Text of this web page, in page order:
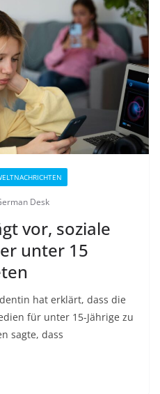
Desk
vor, soziale
unter 15
hat erklärt, dass die
für unter 15-Jährige zu
sagte, dass